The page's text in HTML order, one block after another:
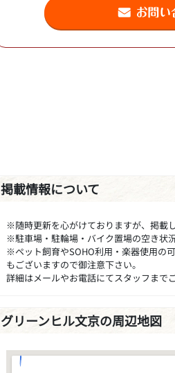
掲載情報について
※随時更新を心がけておりますが、掲載
※駐車場・駐輪場・バイク置場の空き状
※ペット飼育やSOHO利用・楽器使用の
もございますので御注意下さい。
詳細はメールやお電話にてスタッフまで
グリーンヒル文京の周辺地図